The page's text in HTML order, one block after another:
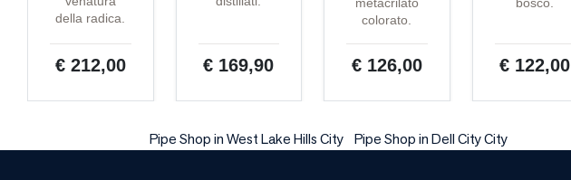
della radica.
€ 212,00 € 169,90
metacrilato
colorato.
€ 126,00
bosco.
€ 122,00
Pipe Shop in West Lake Hills City Pipe Shop in Dell City City